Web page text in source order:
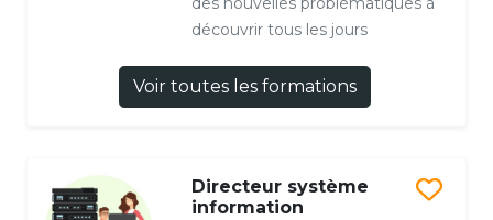
découvrir tous les jours
Voir toutes les formations
Directeur système
information